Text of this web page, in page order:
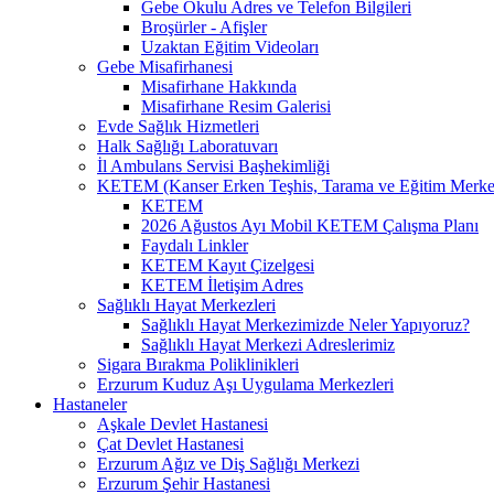
Gebe Okulu Adres ve Telefon Bilgileri
Broşürler - Afişler
Uzaktan Eğitim Videoları
Gebe Misafirhanesi
Misafirhane Hakkında
Misafirhane Resim Galerisi
Evde Sağlık Hizmetleri
Halk Sağlığı Laboratuvarı
İl Ambulans Servisi Başhekimliği
KETEM (Kanser Erken Teşhis, Tarama ve Eğitim
KETEM
2026 Ağustos Ayı Mobil KETEM Çalışma Planı
Faydalı Linkler
KETEM Kayıt Çizelgesi
KETEM İletişim Adres
Sağlıklı Hayat Merkezleri
Sağlıklı Hayat Merkezimizde Neler Yapıyoruz?
Sağlıklı Hayat Merkezi Adreslerimiz
Sigara Bırakma Poliklinikleri
Erzurum Kuduz Aşı Uygulama Merkezleri
Hastaneler
Aşkale Devlet Hastanesi
Çat Devlet Hastanesi
Erzurum Ağız ve Diş Sağlığı Merkezi
Erzurum Şehir Hastanesi